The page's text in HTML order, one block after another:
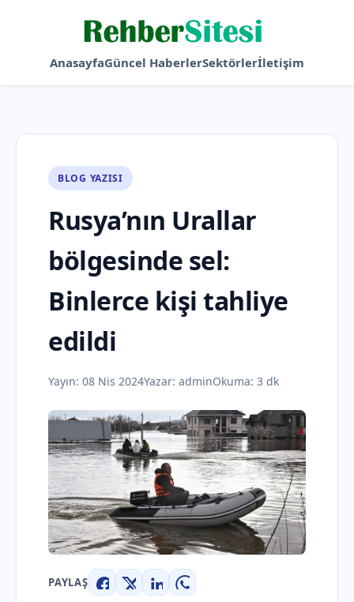
AnasayfaGüncel HaberlerSektörlerİletişim
BLOG YAZISI
Rusya’nın Urallar
bölgesinde sel:
Binlerce kişi tahliye
edildi
Yayın: 08 Nis 2024Yazar: adminOkuma: 3 dk
PAYLAŞ
Facebook
X LinkedInWhatsApp